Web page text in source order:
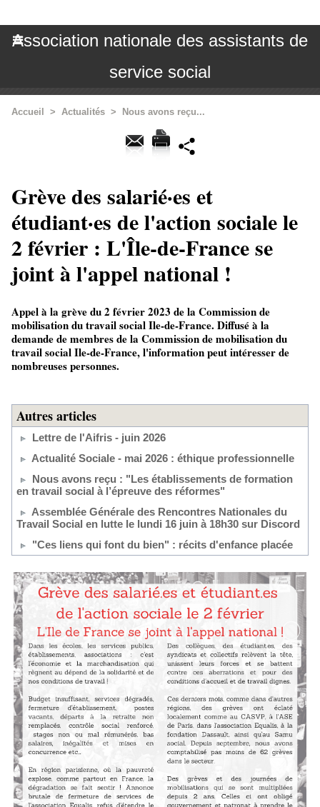
Association nationale des assistants de
service social
Accueil > Actualités > Nous avons reçu...
Grève des salarié·es et
étudiant·es de l'action sociale le
2 février : L'Île-de-France se
joint à l'appel national !
Appel à la grève du 2 février 2023 de la Commission de
mobilisation du travail social Ile-de-France. Diffusé à la
demande de membres de la Commission de mobilisation du
travail social Ile-de-France, l'information peut intéresser de
nombreuses personnes.
Autres articles
Lettre de l'Aifris - juin 2026
Actualité Sociale - mai 2026 : éthique professionnelle
Nous avons reçu : "Les établissements de formation
en travail social à l’épreuve des réformes"
Assemblée Générale des Rencontres Nationales du
Travail Social en lutte le lundi 16 juin à 18h30 sur Discord
"Ces liens qui font du bien" : récits d'enfance placée